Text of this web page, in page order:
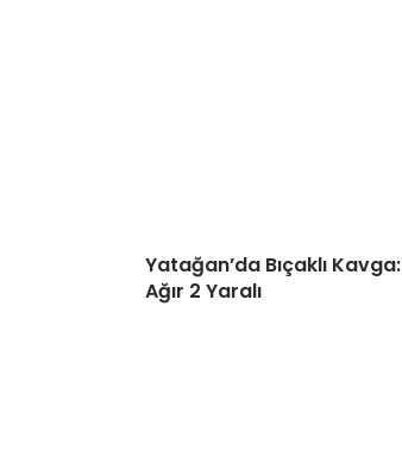
Yatağan’da Bıçaklı Kavga:
Ağır 2 Yaralı